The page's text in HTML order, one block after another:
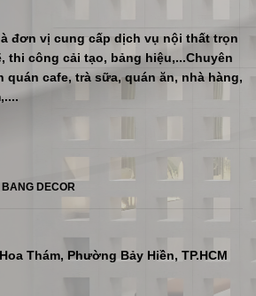
đơn vị cung cấp dịch vụ nội thất trọn
thi công cải tạo, bảng hiệu,...Chuyên
cafe, trà sữa, quán ăn, nhà hàng,
DECOR
Thám, Phường Bảy Hiền, TP.HCM